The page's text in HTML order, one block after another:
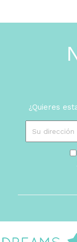
¿Quieres